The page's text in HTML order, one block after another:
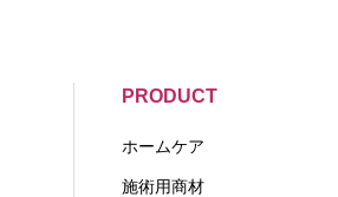
PRODUCT
ホームケア
施術用商材